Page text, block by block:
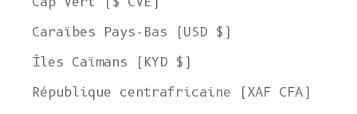
Caraïbes Pays-Bas (USD $)
Îles Caïmans (KYD $)
République centrafricaine (XAF CFA)